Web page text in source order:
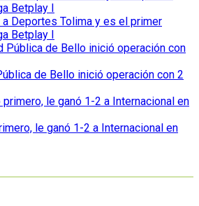
a Deportes Tolima y es el primer
Betplay I
de Bello inició operación con 2
le ganó 1-2 a Internacional en